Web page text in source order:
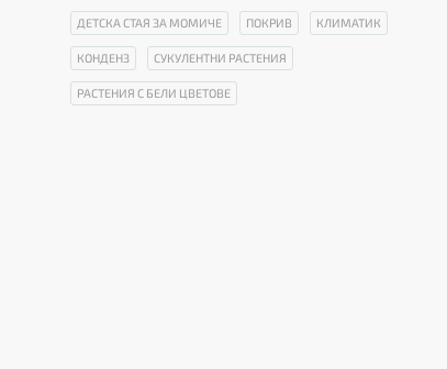
ДЕТСКА СТАЯ ЗА МОМИЧЕ ПОКРИВ КЛИМАТИК
КОНДЕНЗ СУКУЛЕНТНИ РАСТЕНИЯ
РАСТЕНИЯ С БЕЛИ ЦВЕТОВЕ